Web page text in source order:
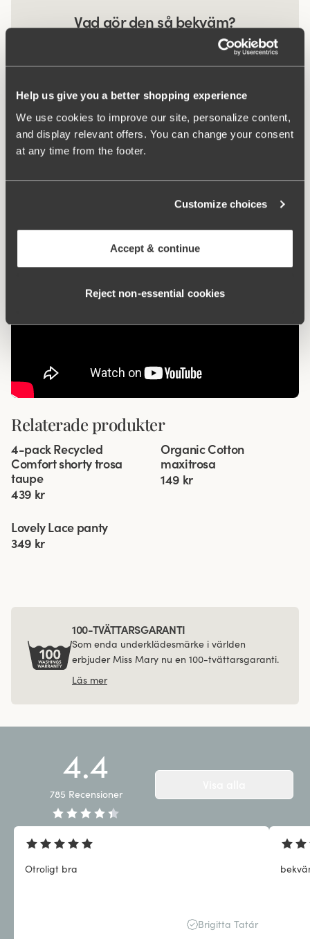
Help us give you a better shopping experience
We use cookies to improve our site, personalize content,
and display relevant offers. You can change your consent
at any time from the footer.
Customize choices
Accept & continue
Reject non‑essential cookies
Vad gör den så bekväm?
Sidvinge
Sidostöd
Komfortaxelband
Relaterade produkter
4-pack Recycled
Comfort shorty trosa
taupe
439 kr
4 för 3
Organic Cotton
maxitrosa
149 kr
4 för 3 Ny färg
Lovely Lace panty
349 kr
100-TVÄTTARSGARANTI
Som enda underklädesmärke i världen
erbjuder Miss Mary nu en 100-tvättarsgaranti.
Läs mer
4.4
785 Recensioner
Otroligt bra
Brigitta Tatár